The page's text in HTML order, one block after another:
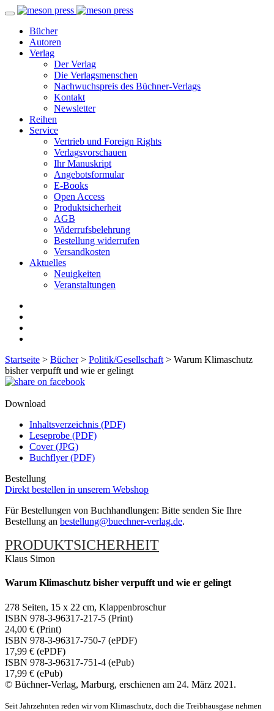
Bücher
Autoren
Verlag
Der Verlag
Die Verlagsmenschen
Nachwuchspreis des Büchner-Verlags
Kontakt
Newsletter
Reihen
Service
Vertrieb und Foreign Rights
Verlagsvorschauen
Ihr Manuskript
Angebotsformular
E-Books
Open Access
Produktsicherheit
AGB
Widerrufsbelehrung
Bestellung widerrufen
Versandkosten
Aktuelles
Neuigkeiten
Veranstaltungen
Startseite > Bücher> Politik/Gesellschaft > Warum Klimaschutz
bisher verpufft und wie er gelingt
Download
Inhaltsverzeichnis (PDF)
Leseprobe (PDF)
Cover (JPG)
Buchflyer (PDF)
Bestellung
Direkt bestellen in unserem Webshop
Für Bestellungen von Buchhandlungen: Bitte senden Sie Ihre
Bestellung an bestellung@buechner-verlag.de.
PRODUKTSICHERHEIT
Klaus Simon
Warum Klimaschutz bisher verpufft und wie er gelingt
278 Seiten, 15 x 22 cm, Klappenbroschur
ISBN 978-3-96317-217-5 (Print)
24,00 € (Print)
ISBN 978-3-96317-750-7 (ePDF)
17,99 € (ePDF)
ISBN 978-3-96317-751-4 (ePub)
17,99 € (ePub)
© Büchner-Verlag, Marburg, erschienen am 24. März 2021.
Seit Jahrzehnten reden wir vom Klimaschutz, doch die Treibhausgase nehmen